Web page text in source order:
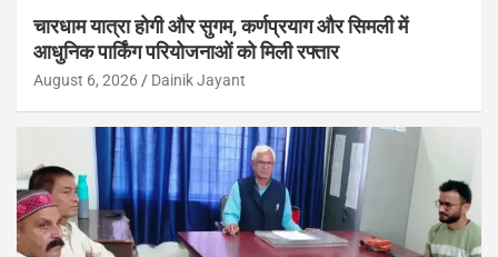
चारधाम यात्रा होगी और सुगम, कर्णप्रयाग और सिमली में
आधुनिक पार्किंग परियोजनाओं को मिली रफ्तार
August 6, 2026 Dainik Jayant